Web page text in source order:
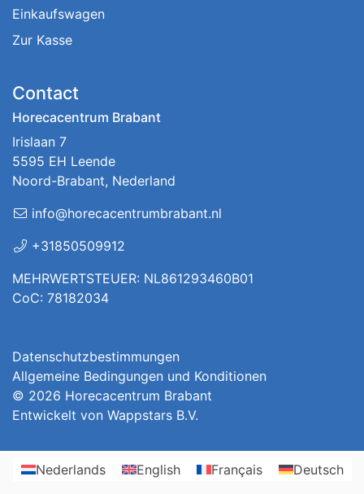
Einkaufswagen
Zur Kasse
Contact
Horecacentrum Brabant
Irislaan 7
5595 EH Leende
Noord-Brabant, Nederland
info@horecacentrumbrabant.nl
+31850509912
MEHRWERTSTEUER: NL861293460B01
CoC: 78182034
Datenschutzbestimmungen
Allgemeine Bedingungen und Konditionen
© 2026 Horecacentrum Brabant
Entwickelt von Wappstars B.V.
Nederlands English Français Deutsch